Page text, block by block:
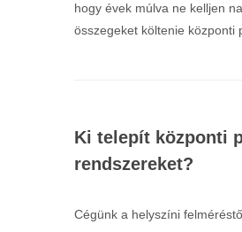
hogy évek múlva ne kelljen
összegeket költenie központi
Ki telepít központi
rendszereket?
Cégünk a helyszíni